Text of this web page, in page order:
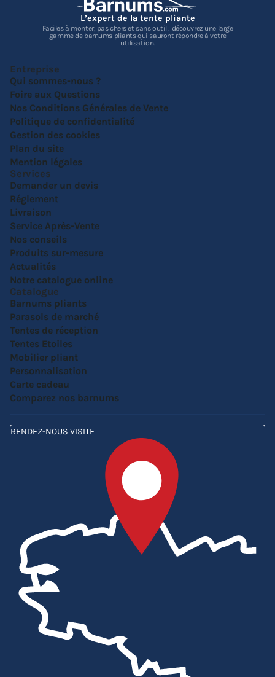
L’expert de la tente pliante
Faciles à monter, pas chers et sans outil : découvrez une large
gamme de barnums pliants qui sauront répondre à votre
utilisation.
Entreprise
Qui sommes-nous ?
Foire aux Questions
Nos Conditions Générales de Vente
Politique de confidentialité
Gestion des cookies
Plan du site
Mention légales
Services
Demander un devis
Réglement
Livraison
Service Après-Vente
Nos conseils
Produits sur-mesure
Actualités
Notre catalogue online
Catalogue
Barnums pliants
Parasols de marché
Tentes de réception
Tentes Etoiles
Mobilier pliant
Personnalisation
Carte cadeau
Comparez nos barnums
RENDEZ-NOUS VISITE